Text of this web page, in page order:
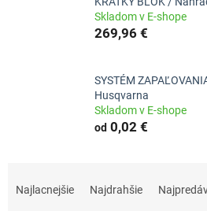
Skladom v E-shope
269,96 €
SYSTÉM
Husqvarna
Skladom v E-shope
od 0,02 €
Najlacnejšie Najdrahšie